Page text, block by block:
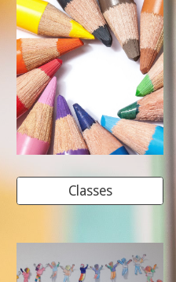
Classes